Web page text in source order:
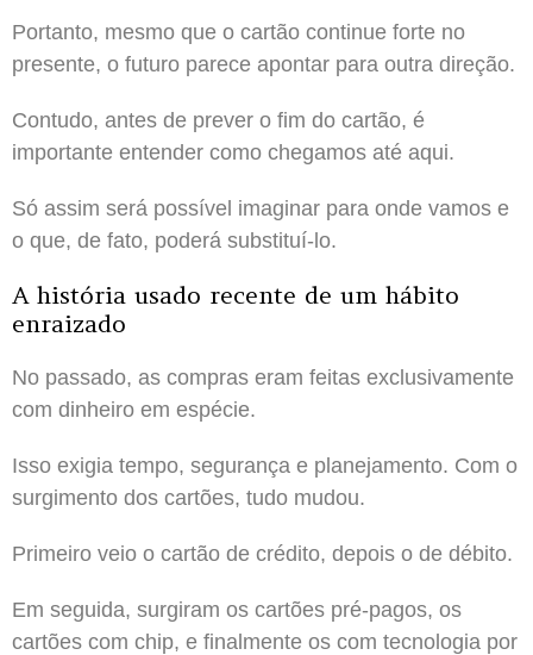
Portanto, mesmo que o cartão continue forte no
presente, o futuro parece apontar para outra direção.
Contudo, antes de prever o fim do cartão, é
importante entender como chegamos até aqui.
Só assim será possível imaginar para onde vamos e
o que, de fato, poderá substituí-lo.
A história usado recente de um hábito
enraizado
No passado, as compras eram feitas exclusivamente
com dinheiro em espécie.
Isso exigia tempo, segurança e planejamento. Com o
surgimento dos cartões, tudo mudou.
Primeiro veio o cartão de crédito, depois o de débito.
Em seguida, surgiram os cartões pré-pagos, os
cartões com chip, e finalmente os com tecnologia por